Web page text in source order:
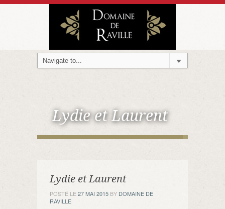
Lydie et Laurent
Lydie et Laurent
POSTÉ LE27 MAI 2015 BY DOMAINE DE
RAVILLE